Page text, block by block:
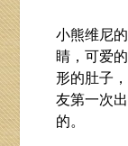
小熊维尼
睛，可爱
形的肚子
友第一次
的。